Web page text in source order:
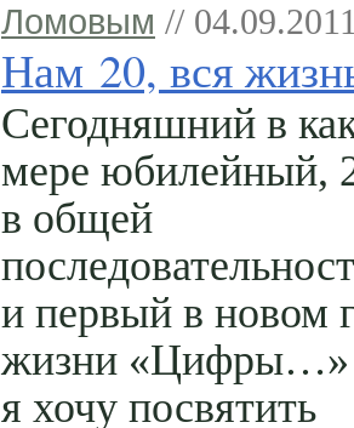
Ломовым //
Нам 20, вся
Сегодняшний в
мере юбилейный,
в общей
и первый в новом
жизни «Цифры…»
я хочу посвятить